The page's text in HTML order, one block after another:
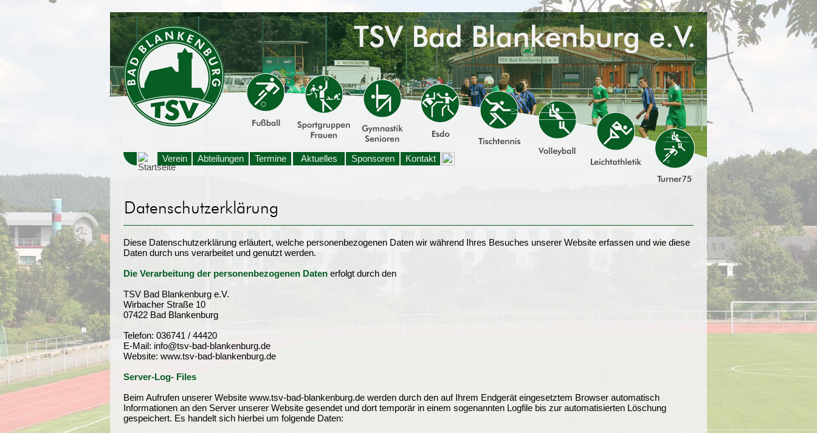
Verein Abteilungen Termine Aktuelles Sponsoren Kontakt
Diese Datenschutzerklärung erläutert, welche personenbezogenen Daten wir während Ihres Besuches unserer Website erfassen und wie diese
Daten durch uns verarbeitet und genutzt werden.
Die Verarbeitung der personenbezogenen Daten erfolgt durch den
TSV Bad Blankenburg e.V.
Wirbacher Straße 10
07422 Bad Blankenburg
Telefon: 036741 / 44420
E-Mail: info@tsv-bad-blankenburg.de
Website: www.tsv-bad-blankenburg.de
Server-Log- Files
Beim Aufrufen unserer Website www.tsv-bad-blankenburg.de werden durch den auf Ihrem Endgerät eingesetztem Browser automatisch
Informationen an den Server unserer Website gesendet und dort temporär in einem sogenannten Logfile bis zur automatisierten Löschung
gespeichert. Es handelt sich hierbei um folgende Daten: